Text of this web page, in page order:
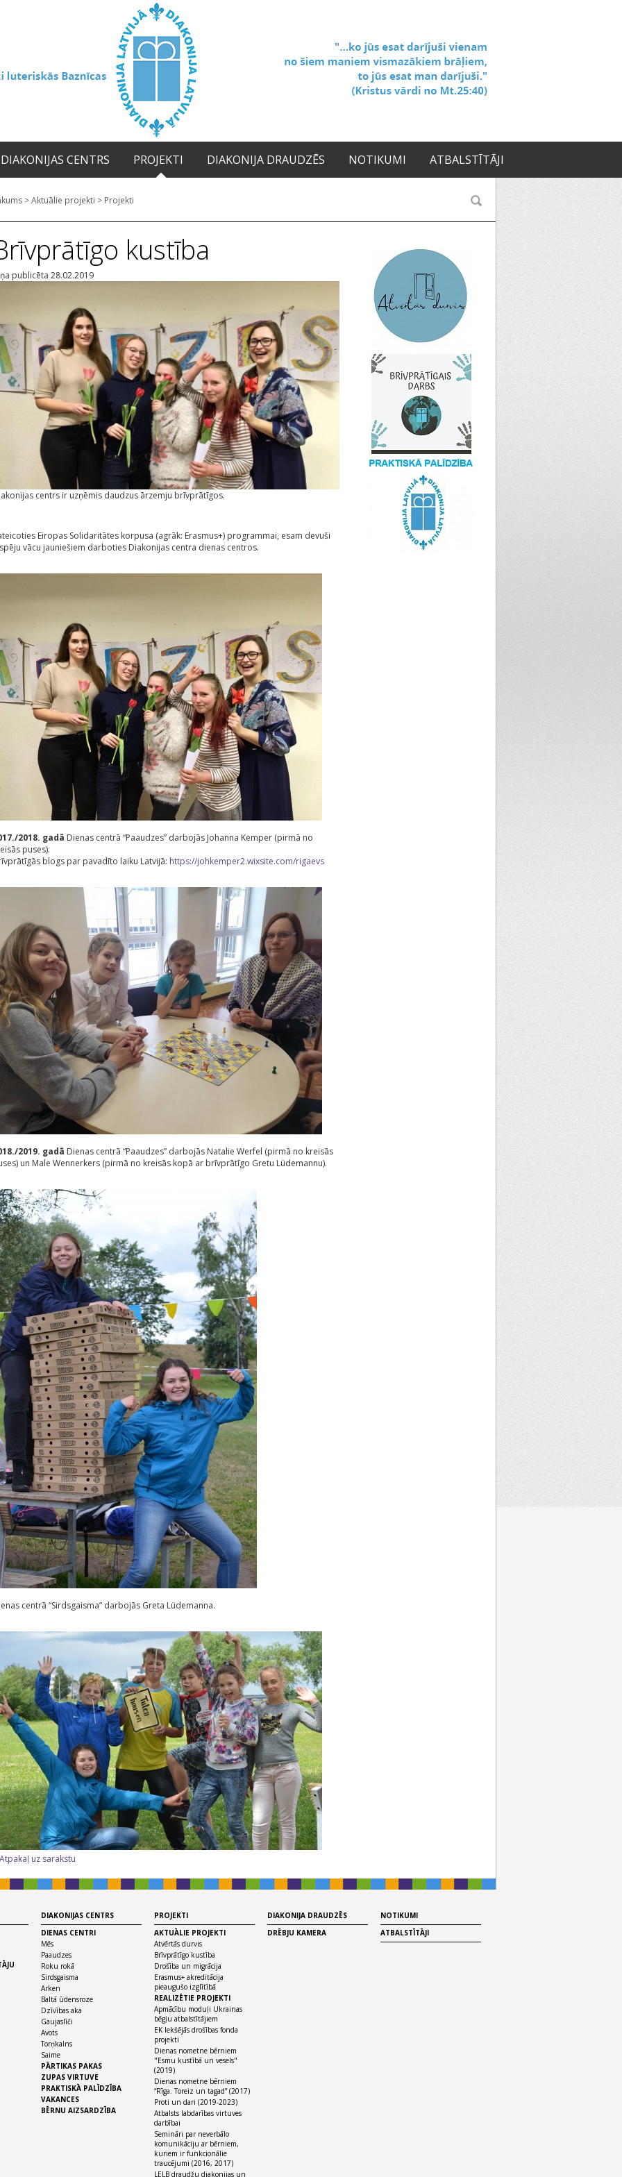
DIAKONIJAS CENTRS PROJEKTI DIAKONIJA DRAUDZĒS NOTIKUMI ATBALSTĪTĀJI
>Aktuālie projekti > Projekti
kustība
publicēta 28.02.2019
centrs ir uzņēmis daudzus ārzemju brīvprātīgos.
Eiropas Solidaritātes korpusa (agrāk: Erasmus+) programmai, esam devuši
vācu jauniešiem darboties Diakonijas centra dienas centros.
2018. gadā Dienas centrā “Paaudzes” darbojās Johanna Kemper (pirmā no
puses).
blogs par pavadīto laiku Latvijā: https://johkemper2.wixsite.com/rigaevs
2019. gadā Dienas centrā “Paaudzes” darbojās Natalie Werfel (pirmā no kreisās
un Male Wennerkers (pirmā no kreisās kopā ar brīvprātīgo Gretu Lüdemannu).
centrā “Sirdsgaisma” darbojās Greta Lüdemanna.
uz sarakstu
DIAKONIJAS CENTRS
DIENAS CENTRI
Mēs
Paaudzes
Roku rokā
Sirdsgaisma
Arken
Baltā ūdensroze
Dzīvības aka
Gaujaslīči
Avots
Torņkalns
Saime
PĀRTIKAS PAKAS
ZUPAS VIRTUVE
PRAKTISKĀ PALĪDZĪBA
VAKANCES
BĒRNU AIZSARDZĪBA
PROJEKTI
AKTUĀLIE PROJEKTI
Atvērtās durvis
Brīvprātīgo kustība
Drošība un migrācija
Erasmus+ akreditācija
pieaugušo izglītībā
REALIZĒTIE PROJEKTI
Apmācību moduļi Ukrainas
bēgļu atbalstītājiem
EK Iekšējās drošības fonda
projekti
Dienas nometne bērniem
"Esmu kustībā un vesels"
(2019)
Dienas nometne bērniem
“Rīga. Toreiz un tagad” (2017)
Proti un dari (2019-2023)
Atbalsts labdarības virtuves
darbībai
Semināri par neverbālo
komunikāciju ar bērniem,
kuriem ir funkcionālie
traucējumi (2016, 2017)
LELB draudžu diakonijas un
DIAKONIJA DRAUDZĒS
DRĒBJU KAMERA
NOTIKUMI
ATBALSTĪTĀJI